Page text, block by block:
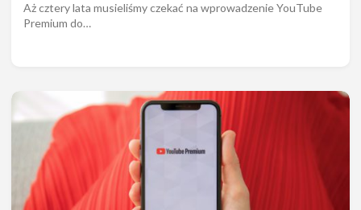
Aż cztery lata musieliśmy czekać na wprowadzenie YouTube
Premium do…